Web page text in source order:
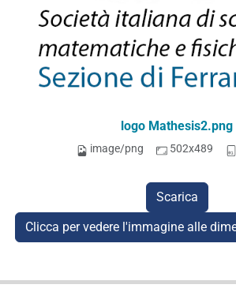
logo Mathesis2.png
image/png 502x489
Scarica
Clicca per vedere l'immagine alle